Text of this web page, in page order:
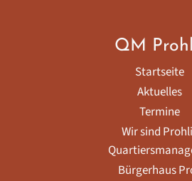
QM
Startseite
Aktuelles
Termine
Wir sind
Bürgerhaus